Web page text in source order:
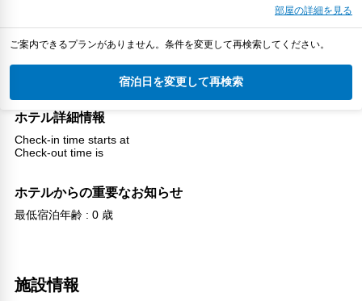
部屋の詳細を見る
ご案内できるプランがありません。条件を変更して再検索してください。
宿泊日を変更して再検索
ホテル詳細情報
Check-in time starts at
Check-out time is
ホテルからの重要なお知らせ
最低宿泊年齢 : 0 歳
施設情報